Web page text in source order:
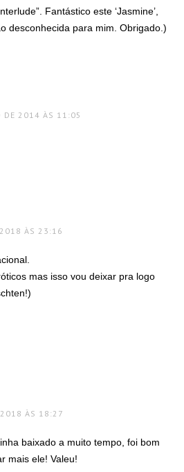
Fantástico este ‘Jasmine’,
desconhecida para mim. Obrigado.)
DE 2014 ÀS 11:05
2018 ÀS 23:16
mas isso vou deixar pra logo
2018 ÀS 18:27
baixado a muito tempo, foi bom
mais ele! Valeu!